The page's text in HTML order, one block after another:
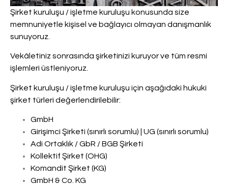
Şirket kuruluşu / işletme kuruluşu konusunda size
memnuniyetle kişisel ve bağlayıcı olmayan danışmanlık
sunuyoruz.
Vekâletiniz sonrasında şirketinizi kuruyor ve tüm resmi
işlemleri üstleniyoruz.
Şirket kuruluşu / işletme kuruluşu için aşağıdaki hukuki
şirket türleri değerlendirilebilir:
GmbH
Girişimci Şirketi (sınırlı sorumlu) | UG (sınırlı sorumlu)
Adi Ortaklık / GbR / BGB Şirketi
Kollektif Şirket (OHG)
Komandit Şirket (KG)
GmbH & Co. KG